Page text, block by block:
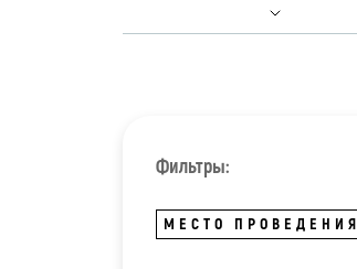
Фильтры:
МЕСТО ПРОВЕДЕНИЯ